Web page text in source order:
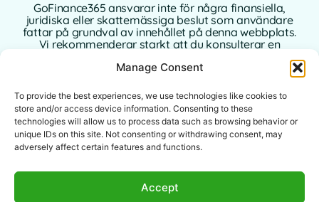
Manage Consent
To provide the best experiences, we use technologies like cookies to
store and/or access device information. Consenting to these
technologies will allow us to process data such as browsing behavior or
unique IDs on this site. Not consenting or withdrawing consent, may
adversely affect certain features and functions.
Accept
GoFinance365 ansvarar inte för några finansiella,
juridiska eller skattemässiga beslut som användare
fattar på grundval av innehållet på denna webbplats.
Vi rekommenderar starkt att du konsulterar en
kvalificerad och auktoriserad professionell rådgivare i
ditt hemland innan du fattar några beslut som rör dina
Användning av denna webbplats innebär att du
accepterar denna ansvarsfriskrivning i sin helhet.
Varken GoFinance365 eller dess författare eller
bidragsgivare tar något ansvar för direkta, indirekta
användningen av den information som tillhandahålls.